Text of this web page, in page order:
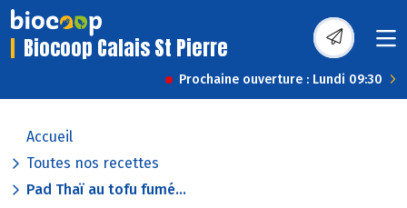
Biocoop Calais St Pierre
Prochaine ouverture : Lundi 09:30
Accueil
Toutes nos recettes
Pad Thaï au tofu fumé...